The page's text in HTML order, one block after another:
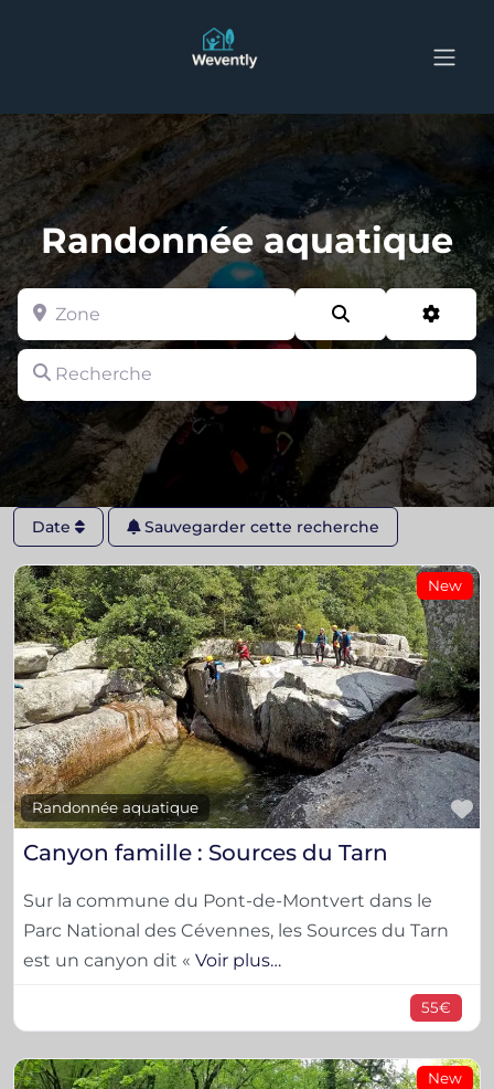
Randonnée aquatique
Recherche
Zone
Date Sauvegarder cette recherche
New
Randonnée aquatique
Canyon famille : Sources du Tarn
Sur la commune du Pont-de-Montvert dans le
Parc National des Cévennes, les Sources du Tarn
est un canyon dit « Voir plus…
55€
New